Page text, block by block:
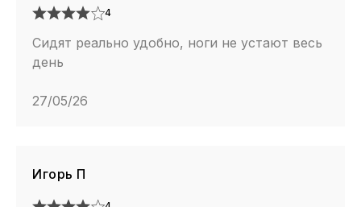
4
Сидят реально удобно, ноги не устают весь
день
27/05/26
Игорь П